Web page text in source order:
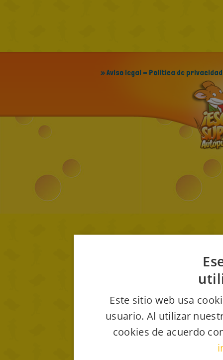
» Aviso legal - Política de privacidad
Este sitio web usa
usuario. Al utilizar
cookies de acuerdo